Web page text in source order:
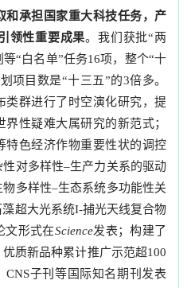
和承担国家重大科技任务，产
领性重要成果。我们获批“两
“白名单”任务16项，整个“十
项目数是“十三五”的3倍多。
类群进行了时空演化研究，提
性疑难大属研究的新范式；
特色经济作物重要性状的调控
对多样性–生产力关系的驱动
多样性–生态系统多功能性关
超大光系统I-捕光天线复合物
文形式在Science发表；构建了
质新品种累计推广示范超100
CNS子刊等国际知名期刊发表